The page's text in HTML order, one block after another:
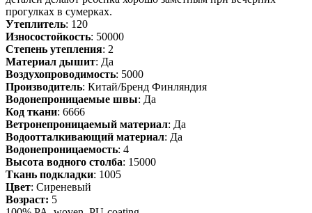
прогулках в сумерках.
Утеплитель: 120
Износостойкость: 50000
Степень утепления: 2
Материал дышит: Да
Воздухопроводимость: 5000
Производитель: Китай/Бренд Финляндия
Водонепроницаемые швы: Да
Код ткани: 6666
Ветронепроницаемый материал: Да
Водоотталкивающий материал: Да
Водонепроницаемость: 4
Высота водного столба: 15000
Ткань подкладки: 1005
Цвет: Сиреневый
Возраст: 5